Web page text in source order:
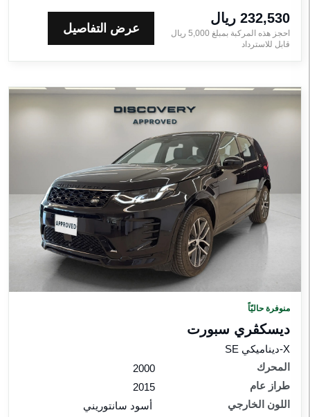
232,530 ريال‎
احجز هذه المركبة بمبلغ 5,000 ريال‎
قابل للاسترداد
عرض التفاصيل
منوفرة حاليّاً
ديسكڤري سبورت‎
X-ديناميكي SE
المحرك
2000
طراز عام
2015
اللون الخارجي
أسود سانتوريني